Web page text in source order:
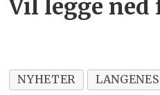
Vil legge ned
NYHETER